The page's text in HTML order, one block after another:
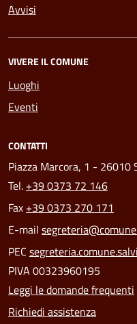
Avvisi
VIVERE IL COMUNE
Luoghi
Eventi
CONTATTI
Piazza Marcora, 1 - 26010
Tel. +39 0373 72 146
Fax +39 0373 270 171
E-mail
PEC
PIVA 00323960195
Leggi le domande frequenti
Richiedi assistenza